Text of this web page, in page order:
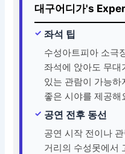
대구어디가's
좌석 팁
수성아트피아 소극
좌석에 앉아도 무
있는 관람이 가능
좋은 시야를 제공해
공연 전후 동선
공연 시작 전이나
거리의 수성못에서